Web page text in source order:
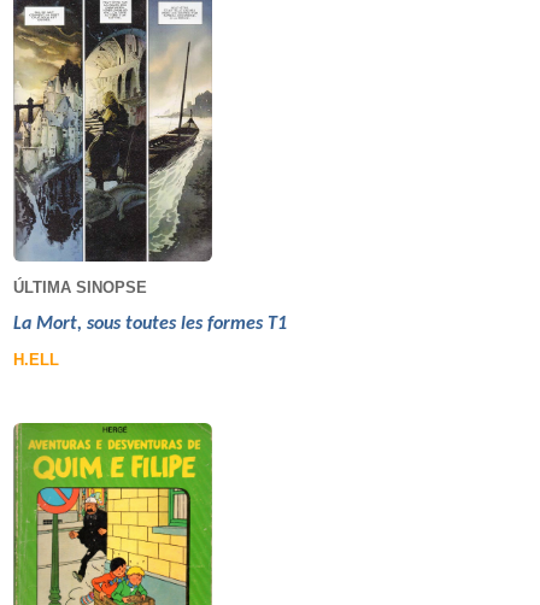
ÚLTIMA SINOPSE
La Mort, sous toutes les formes T1
H.ELL